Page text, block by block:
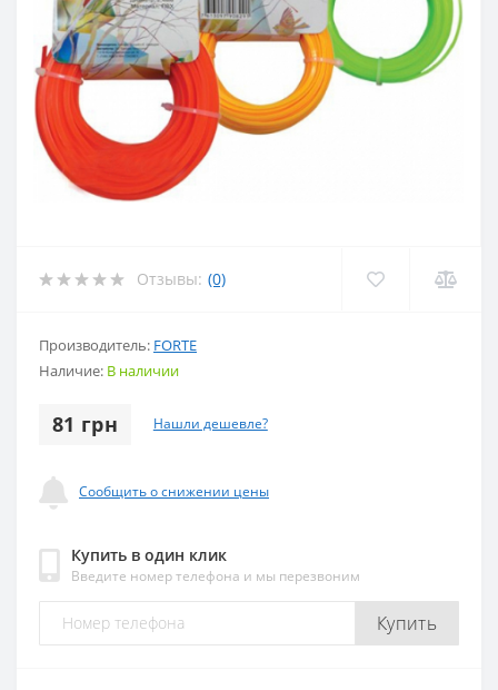
Отзывы: (0)
Производитель: FORTE
Наличие: В наличии
81 грн Нашли дешевле?
Сообщить о снижении цены
Купить в один клик
Введите номер телефона и мы перезвоним
Купить